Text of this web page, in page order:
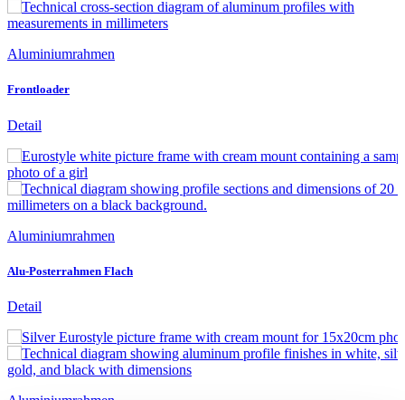
Aluminiumrahmen
Frontloader
Detail
Aluminiumrahmen
Alu-Posterrahmen Flach
Detail